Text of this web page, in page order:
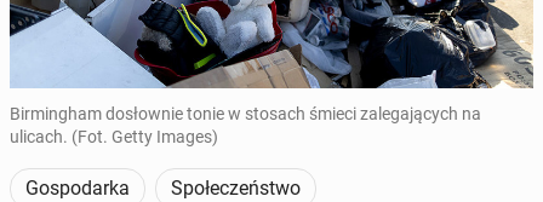
Birmingham dosłownie tonie w stosach śmieci zalegających na
ulicach. (Fot. Getty Images)
Gospodarka Społeczeństwo